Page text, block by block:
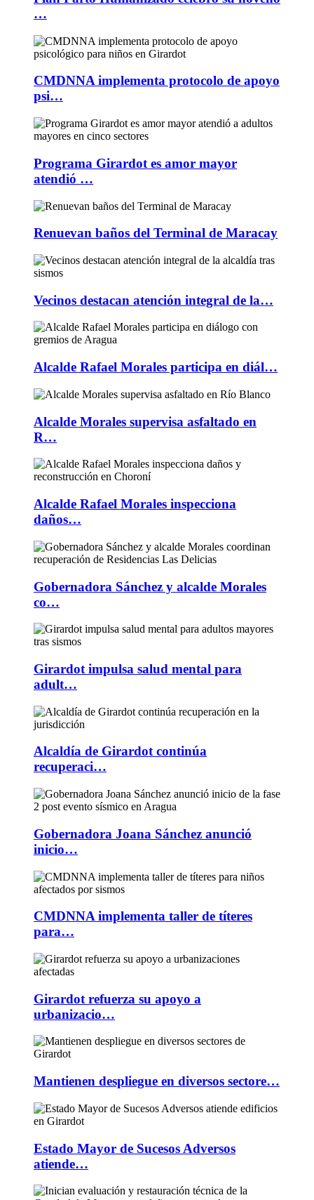
…
CMDNNA implementa protocolo de apoyo
psi…
Programa Girardot es amor mayor
atendió …
Renuevan baños del Terminal de Maracay
Vecinos destacan atención integral de la…
Alcalde Rafael Morales participa en diál…
Alcalde Morales supervisa asfaltado en
R…
Alcalde Rafael Morales inspecciona
daños…
Gobernadora Sánchez y alcalde Morales
co…
Girardot impulsa salud mental para
adult…
Alcaldía de Girardot continúa
recuperaci…
Gobernadora Joana Sánchez anunció
inicio…
CMDNNA implementa taller de títeres
para…
Girardot refuerza su apoyo a
urbanizacio…
Mantienen despliegue en diversos sectore…
Estado Mayor de Sucesos Adversos
atiende…